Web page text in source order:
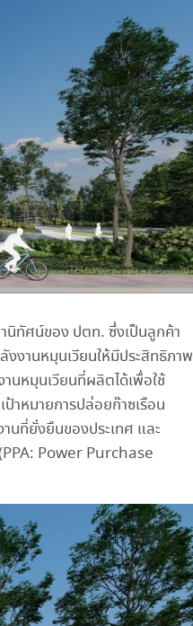
นิทัศน์ของ ปตท. ซึ่งเป็นลูกค้า
งานหมุนเวียนให้มีประสิทธิภาพ
นหมุนเวียนที่ผลิตได้เพื่อใช้
าหมายการปล่อยก๊าซเรือน
ที่ยั่งยืนของประเทศ และ
Power Purchase